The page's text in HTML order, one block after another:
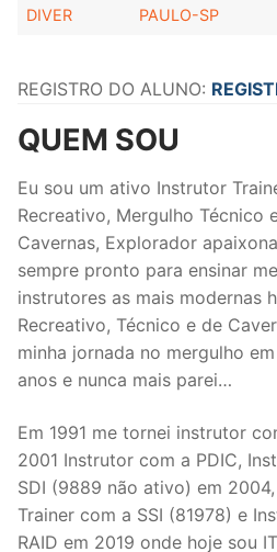
DIVER
PAULO-SP
REGISTRO DO ALUNO:
QUEM SOU
Eu sou um ativo Instrutor
Recreativo, Mergulho Técnico
Cavernas, Explorador
sempre pronto para ensinar
instrutores as mais modernas
Recreativo, Técnico e de
minha jornada no mergulho
anos e nunca mais parei…
Em 1991 me tornei instrutor
2001 Instrutor com a PDIC,
SDI (9889 não ativo) em
Trainer com a SSI (81978) e
RAID em 2019 onde hoje sou